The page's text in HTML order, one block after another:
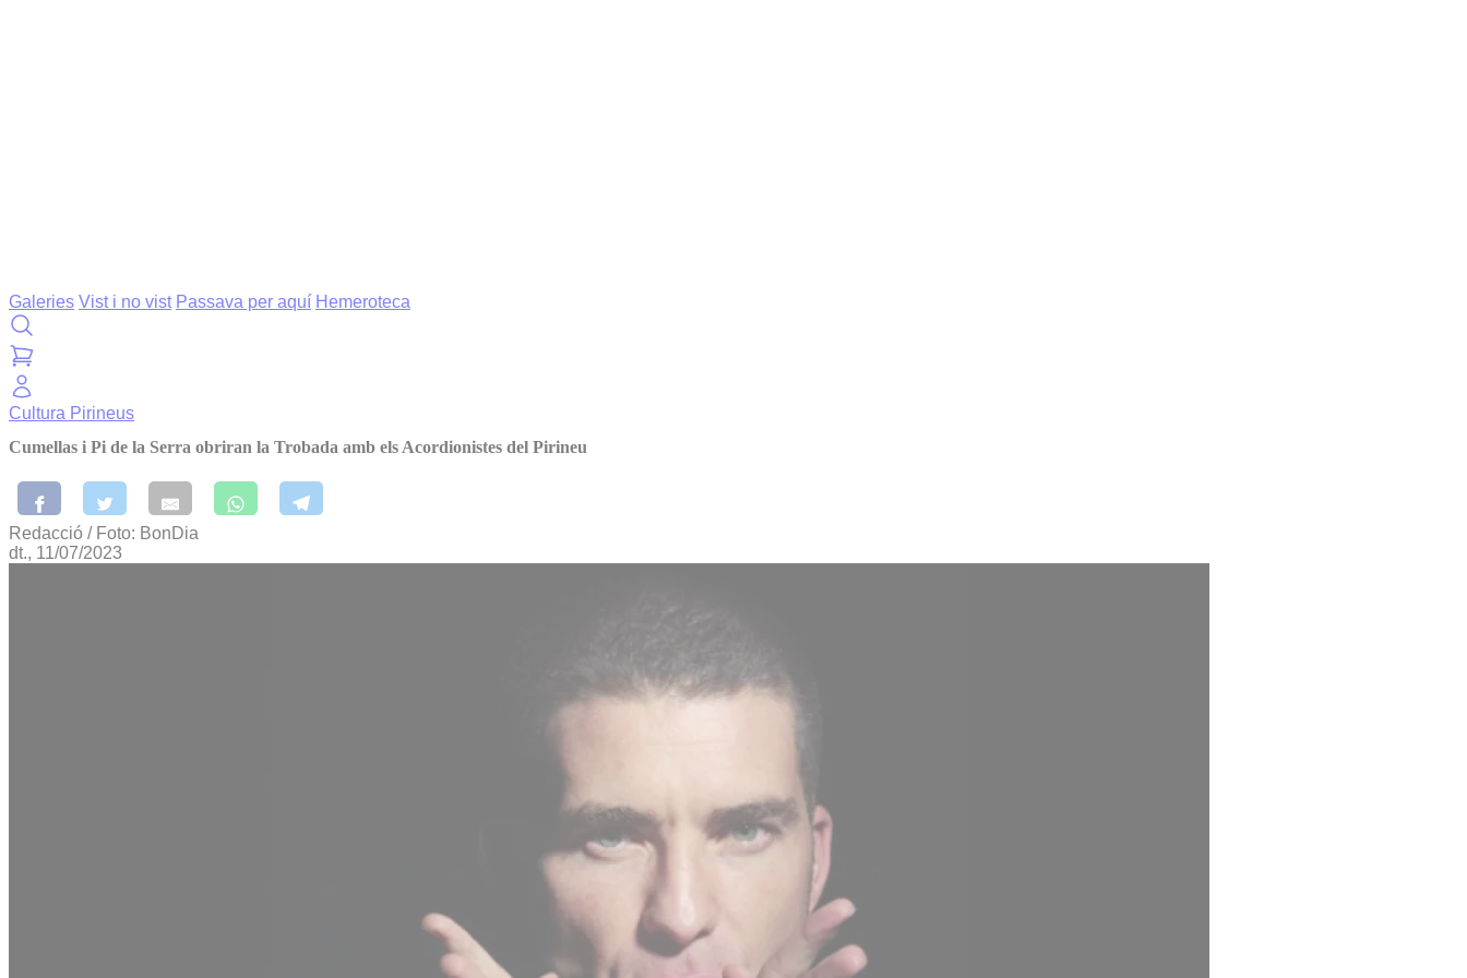
Galeries Vist i no vist Passava per aquí Hemeroteca
Cultura Pirineus
Cumellas i Pi de la Serra obriran la Trobada amb els Acordionistes del Pirineu
Redacció / Foto: BonDia
dt., 11/07/2023